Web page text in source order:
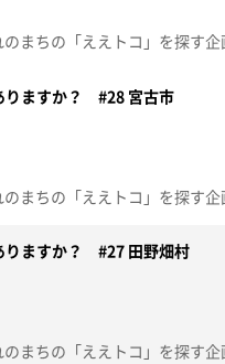
りますか？ #28 宮古市
りますか？ #27 田野畑村